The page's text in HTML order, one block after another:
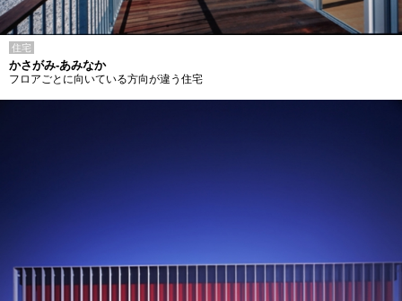
住宅
かさがみ-あみなか
フロアごとに向いている方向が違う住宅